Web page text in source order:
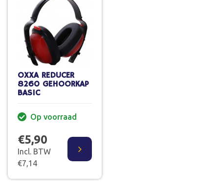
OXXA REDUCER
8260 GEHOORKAP
BASIC
Op voorraad
€5,90
Incl. BTW
€7,14